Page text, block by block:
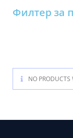
Филтер за
NO PRODUCTS